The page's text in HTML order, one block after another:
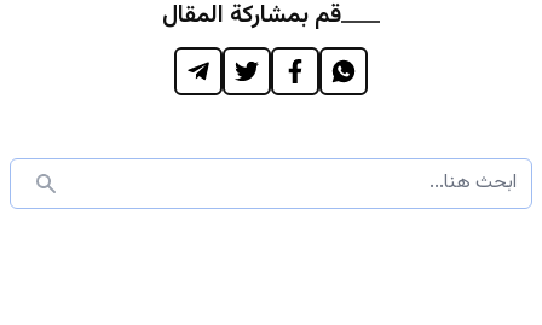
قم بمشاركة المقال